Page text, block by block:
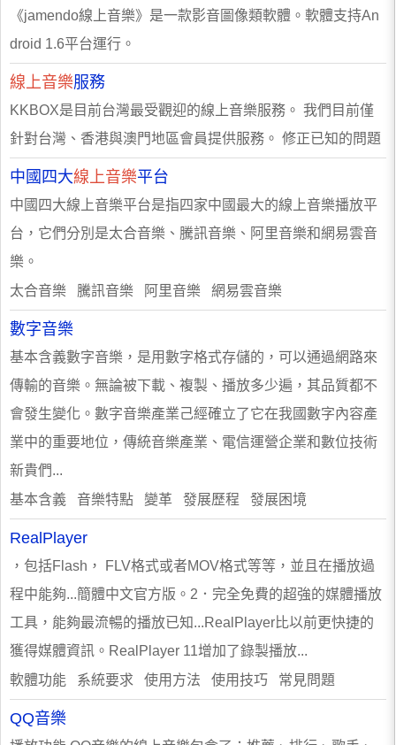
《jamendo線上音樂》是一款影音圖像類軟體。軟體支持An
droid 1.6平台運行。
線上音樂服務
KKBOX是目前台灣最受觀迎的線上音樂服務。 我們目前僅
針對台灣、香港與澳門地區會員提供服務。 修正已知的問題​
中國四大線上音樂平台
中國四大線上音樂平台是指四家中國最大的線上音樂播放平
台，它們分別是太合音樂、騰訊音樂、阿里音樂和網易雲音
樂。
太合音樂 騰訊音樂 阿里音樂 網易雲音樂
數字音樂
基本含義數字音樂，是用數字格式存儲的，可以通過網路來
傳輸的音樂。無論被下載、複製、播放多少遍，其品質都不
會發生變化。數字音樂產業己經確立了它在我國數字內容產
業中的重要地位，傳統音樂產業、電信運營企業和數位技術
新貴們...
基本含義 音樂特點 變革 發展歷程 發展困境
RealPlayer
，包括Flash， FLV格式或者MOV格式等等，並且在播放過
程中能夠...簡體中文官方版。2．完全免費的超強的媒體播放
工具，能夠最流暢的播放已知...RealPlayer比以前更快捷的
獲得媒體資訊。RealPlayer 11增加了錄製播放...
軟體功能 系統要求 使用方法 使用技巧 常見問題
QQ音樂